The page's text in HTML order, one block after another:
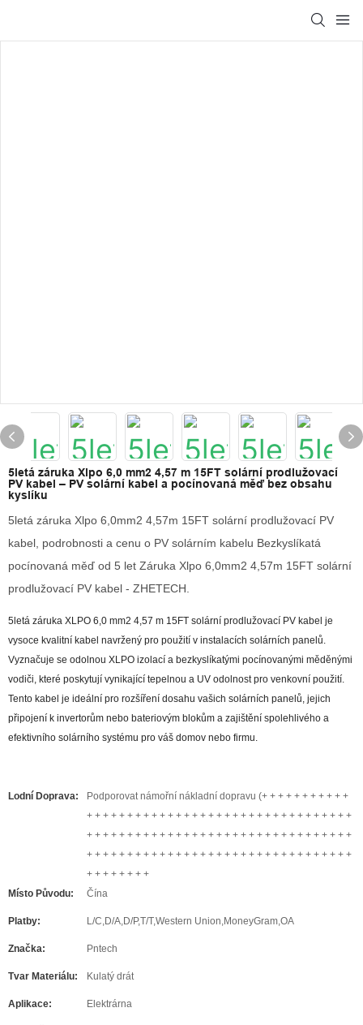
5letá záruka Xlpo 6,0 mm2 4,57 m 15FT solární prodlužovací
PV kabel – PV solární kabel a pocínovaná měď bez obsahu
kyslíku
5letá záruka Xlpo 6,0mm2 4,57m 15FT solární prodlužovací PV
kabel, podrobnosti a cenu o PV solárním kabelu Bezkyslíkatá
pocínovaná měď od 5 let Záruka Xlpo 6,0mm2 4,57m 15FT solární
prodlužovací PV kabel - ZHETECH.
5letá záruka XLPO 6,0 mm2 4,57 m 15FT solární prodlužovací PV kabel je
vysoce kvalitní kabel navržený pro použití v instalacích solárních panelů.
Vyznačuje se odolnou XLPO izolací a bezkyslíkatými pocínovanými měděnými
vodiči, které poskytují vynikající tepelnou a UV odolnost pro venkovní použití.
Tento kabel je ideální pro rozšíření dosahu vašich solárních panelů, jejich
připojení k invertorům nebo bateriovým blokům a zajištění spolehlivého a
efektivního solárního systému pro váš domov nebo firmu.
Lodní Doprava:
Podporovat námořní nákladní dopravu (+ + + + + + + + + + +
+ + + + + + + + + + + + + + + + + + + + + + + + + + + + + + + + +
+ + + + + + + + + + + + + + + + + + + + + + + + + + + + + + + + +
+ + + + + + + + + + + + + + + + + + + + + + + + + + + + + + + + +
+ + + + + + + +
Místo Původu:
Čína
Platby: L/C,D/A,D/P,T/T,Western Union,MoneyGram,OA
Značka: Pntech
Tvar Materiálu: Kulatý drát
Aplikace: Elektrárna